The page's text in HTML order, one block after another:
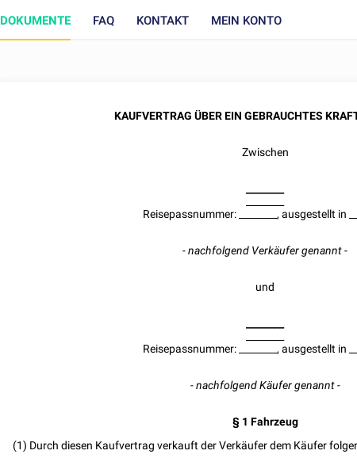
DOKUMENTE FAQ KONTAKT MEIN KONTO
KAUFVERTRAG ÜBER EIN GEBRAUCHTES
Zwischen
Reisepassnummer:
, ausgestellt in
-nachfolgend Verkäufer genannt -
und
Reisepassnummer:
, ausgestellt in
-nachfolgend Käufer genannt -
§ 1 Fahrzeug
(1) Durch diesen Kaufvertrag verkauft der Verkäufer dem Käufer